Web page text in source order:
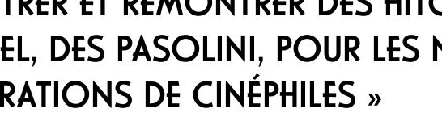
DES PASOLINI, POUR LES
DE CINÉPHILES »